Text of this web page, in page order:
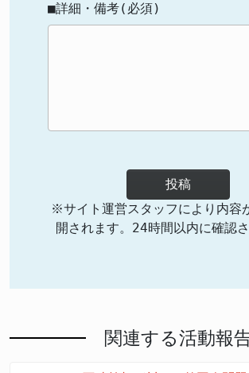
■詳細・備考(必須)
投稿
※サイト運営スタッフにより内容
開されます。24時間以内に確認さ
関連する活動報